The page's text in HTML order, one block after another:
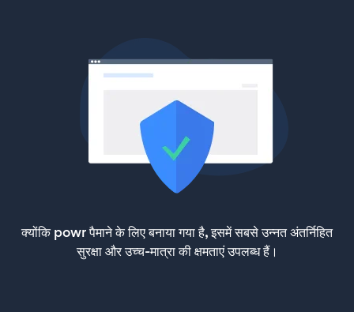
क्योंकि powr पैमाने के लिए बनाया गया है, इसमें सबसे उन्नत अंतर्निहित
सुरक्षा और उच्च-मात्रा की क्षमताएं उपलब्ध हैं।